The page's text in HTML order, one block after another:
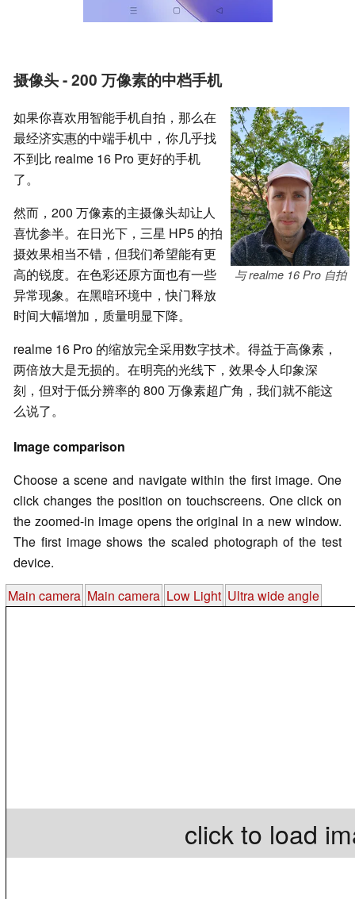
摄像头 - 200 万像素的中档手机
与 realme 16 Pro 自拍
如果你喜欢用智能手机自拍，那么在
最经济实惠的中端手机中，你几乎找
不到比 realme 16 Pro 更好的手机
了。
然而，200 万像素的主摄像头却让人
喜忧参半。在日光下，三星 HP5 的拍
摄效果相当不错，但我们希望能有更
高的锐度。在色彩还原方面也有一些
异常现象。在黑暗环境中，快门释放
时间大幅增加，质量明显下降。
realme 16 Pro 的缩放完全采用数字技术。得益于高像素，
两倍放大是无损的。在明亮的光线下，效果令人印象深
刻，但对于低分辨率的 800 万像素超广角，我们就不能这
么说了。
Image comparison
Choose a scene and navigate within the first image. One
click changes the position on touchscreens. One click on
the zoomed-in image opens the original in a new window.
The first image shows the scaled photograph of the test
device.
Main camera Main camera Low Light Ultra wide angle
click to load